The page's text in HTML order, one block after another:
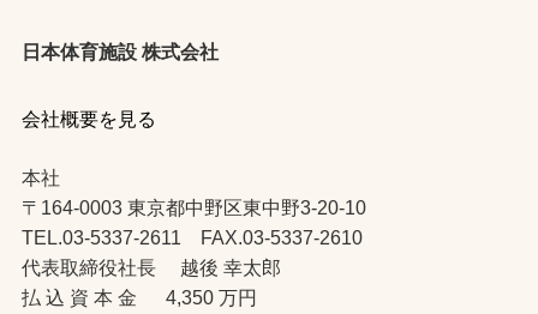
日本体育施設 株式会社
会社概要を見る
本社
〒164-0003 東京都中野区東中野3-20-10
TEL.03-5337-2611 FAX.03-5337-2610
代表取締役社長 越後 幸太郎
払 込 資 本 金 4,350 万円